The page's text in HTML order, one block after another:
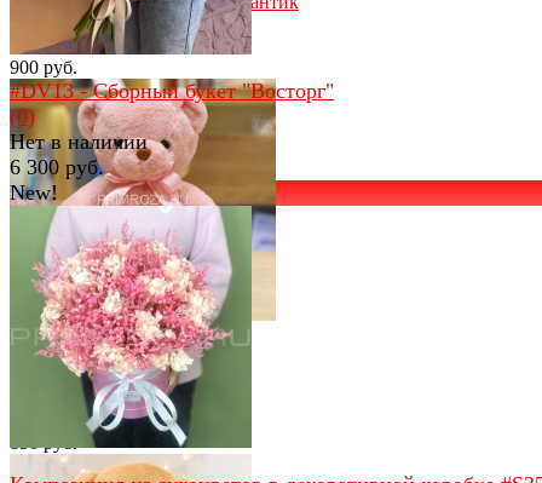
избранное сравнить
В наличии
900 руб.
Мягкая игрушка Мишка с
бантиком
В наличии
избранное сравнить
#DV13 - Сборный букет "Восторг"
(0)
Нет в наличии
6 300 руб.
New!